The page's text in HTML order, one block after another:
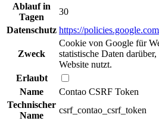
Ablauf in
Tagen
30
Datenschutz https://
Zweck
Cookie von Google für
statistische Daten
Website nutzt.
Erlaubt
Name
Contao CSRF Token
Technischer
Name
csrf_contao_csrf_token